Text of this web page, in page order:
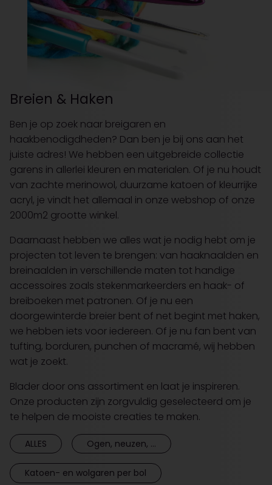
Breien & Haken
Ben je op zoek naar breigaren en
haakbenodigdheden? Dan ben je bij ons aan het
juiste adres! We hebben een uitgebreide collectie
garens in allerlei kleuren en materialen. Of je nu houdt
van zachte merinowol, duurzame katoen of kleurrijke
acryl, je vindt het allemaal in onze webshop of onze
2000m2 grootte winkel.
Daarnaast hebben we alles wat je nodig hebt om je
projecten tot leven te brengen: van haaknaalden en
breinaalden in verschillende maten tot handige
accessoires zoals stekenmarkeerders en haak- of
breiboeken met patronen. Of je nu een
doorgewinterde breier bent of net begint met haken,
we hebben iets voor iedereen. Of je nu fan bent van
tufting, borduren, punchen of macramé, wij hebben
wat je zoekt.
Blader door ons assortiment en laat je inspireren.
Onze producten zijn zorgvuldig geselecteerd om je
te helpen de mooiste creaties te maken.
ALLES Ogen, neuzen, ...
Katoen- en wolgaren per bol